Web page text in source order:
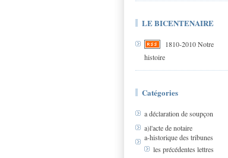
LE BICENTENAIRE
1810-2010 Notre
histoire
Catégories
a déclaration de soupçon
a)l'acte de notaire
a-historique des tribunes
les précédentes lettres